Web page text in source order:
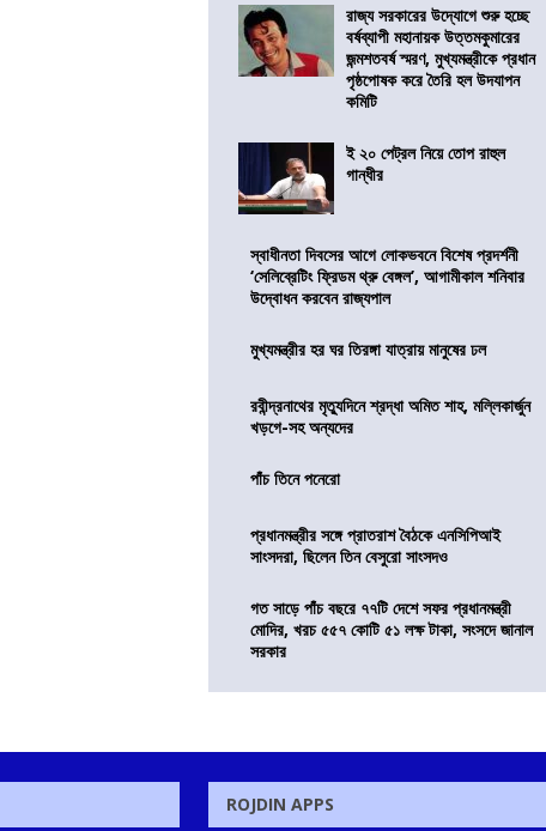
রাজ্য সরকারের উদ্যোগে শুরু হচ্ছে
বর্ষব্যাপী মহানায়ক উত্তমকুমারের
জন্মশতবর্ষ স্মরণ, মুখ্যমন্ত্রীকে প্রধান
পৃষ্ঠপোষক করে তৈরি হল উদযাপন
কমিটি
ই ২০ পেট্রল নিয়ে তোপ রাহুল
গান্ধীর
স্বাধীনতা দিবসের আগে লোকভবনে বিশেষ প্রদর্শনী
‘সেলিব্রেটিং ফ্রিডম থ্রু বেঙ্গল’, আগামীকাল শনিবার
উদ্বোধন করবেন রাজ্যপাল
মুখ্যমন্ত্রীর হর ঘর তিরঙ্গা যাত্রায় মানুষের ঢল
রবীন্দ্রনাথের মৃত্যুদিনে শ্রদ্ধা অমিত শাহ, মল্লিকার্জুন
খড়গে-সহ অন্যদের
পাঁচ তিনে পনেরো
প্রধানমন্ত্রীর সঙ্গে প্রাতরাশ বৈঠকে এনসিপিআই
সাংসদরা, ছিলেন তিন বেসুরো সাংসদও
গত সাড়ে পাঁচ বছরে ৭৭টি দেশে সফর প্রধানমন্ত্রী
মোদির, খরচ ৫৫৭ কোটি ৫১ লক্ষ টাকা, সংসদে জানাল
সরকার
ROJDIN APPS